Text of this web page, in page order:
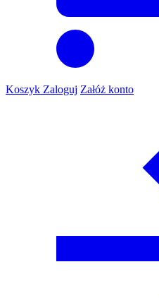
Koszyk Zaloguj Załóż konto